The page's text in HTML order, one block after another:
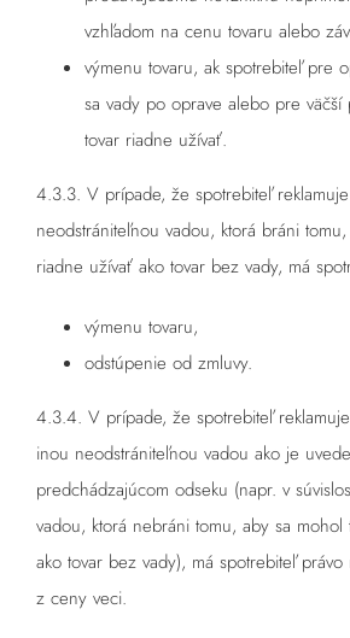
vzhľadom na cenu tovaru alebo
výmenu tovaru, ak spotrebiteľ pre
sa vady po oprave alebo pre väčší
tovar riadne užívať.
4.3.3. V prípade, že spotrebiteľ
neodstrániteľnou vadou, ktorá bráni
riadne užívať ako tovar bez vady, má
výmenu tovaru,
odstúpenie od zmluvy.
4.3.4. V prípade, že spotrebiteľ
inou neodstrániteľnou vadou ako je
predchádzajúcom odseku (napr. v
vadou, ktorá nebráni tomu, aby sa
ako tovar bez vady), má spotrebiteľ
z ceny veci.